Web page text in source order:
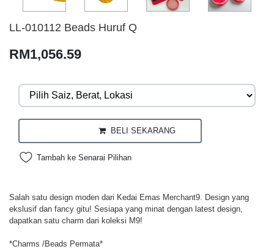
LL-010112 Beads Huruf Q
RM1,056.59
BELI SEKARANG
Tambah ke Senarai Pilihan
Salah satu design moden dari Kedai Emas Merchant9. Design yang
ekslusif dan fancy gitu! Sesiapa yang minat dengan latest design,
dapatkan satu charm dari koleksi M9!
*Charms /Beads Permata*